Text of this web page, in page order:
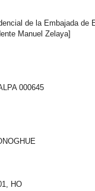
de la Embajada de
Manuel Zelaya]
000645
HO